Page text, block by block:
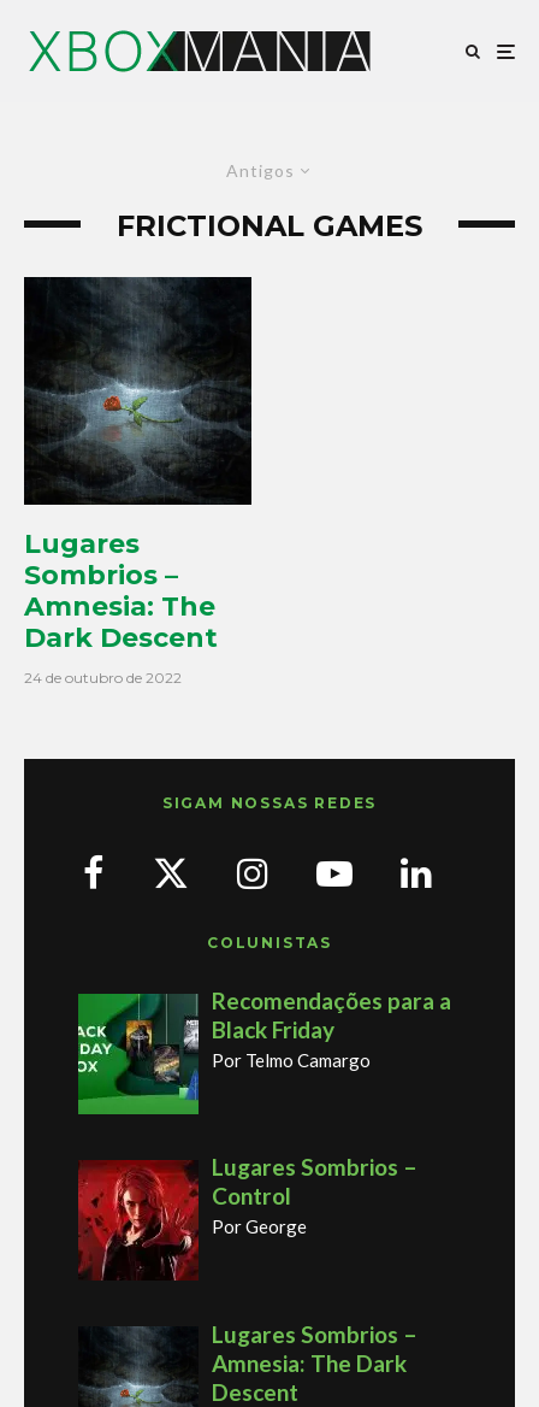
Antigos
FRICTIONAL GAMES
Lugares
Sombrios –
Amnesia: The
Dark Descent
24 de outubro de 2022
SIGAM NOSSAS REDES
COLUNISTAS
Recomendações para a
Black Friday
Por Telmo Camargo
Lugares Sombrios –
Control
Por George
Lugares Sombrios –
Amnesia: The Dark
Descent